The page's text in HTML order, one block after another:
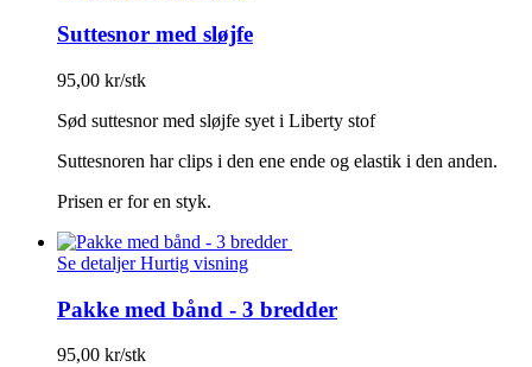
Suttesnor med sløjfe
95,00 kr/stk
Sød suttesnor med sløjfe syet i Liberty stof
Suttesnoren har clips i den ene ende og elastik i den anden.
Prisen er for en styk.
Se detaljerHurtig visning
Pakke med bånd - 3 bredder
95,00 kr/stk